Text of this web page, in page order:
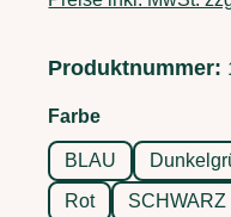
Produktnummer:
Farbeauswählen
BLAU
Rot
SCHWARZ